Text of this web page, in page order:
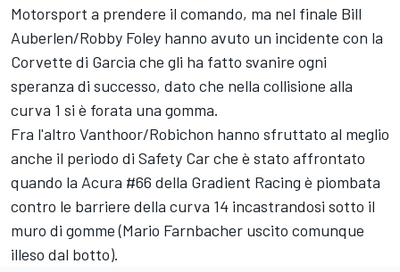
Motorsport a prendere il comando, ma nel finale Bill
Auberlen/Robby Foley hanno avuto un incidente con la
Corvette di Garcia che gli ha fatto svanire ogni
speranza di successo, dato che nella collisione alla
curva 1 si è forata una gomma.
Fra l'altro Vanthoor/Robichon hanno sfruttato al meglio
anche il periodo di Safety Car che è stato affrontato
quando la Acura #66 della Gradient Racing è piombata
contro le barriere della curva 14 incastrandosi sotto il
muro di gomme (Mario Farnbacher uscito comunque
illeso dal botto).